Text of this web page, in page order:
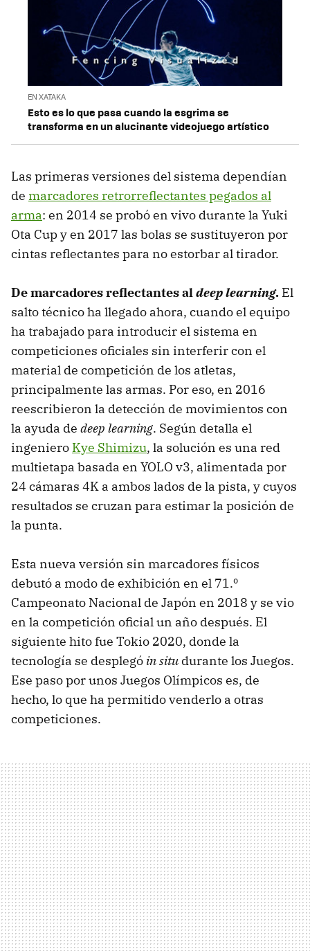
EN XATAKA
Esto es lo que pasa cuando la esgrima se
transforma en un alucinante videojuego artístico
Las primeras versiones del sistema dependían
de marcadores retrorreflectantes pegados al
arma: en 2014 se probó en vivo durante la Yuki
Ota Cup y en 2017 las bolas se sustituyeron por
cintas reflectantes para no estorbar al tirador.
De marcadores reflectantes aldeep learning. El
salto técnico ha llegado ahora, cuando el equipo
ha trabajado para introducir el sistema en
competiciones oficiales sin interferir con el
material de competición de los atletas,
principalmente las armas. Por eso, en 2016
reescribieron la detección de movimientos con
la ayuda de deep learning. Según detalla el
ingeniero Kye Shimizu, la solución es una red
multietapa basada en YOLO v3, alimentada por
24 cámaras 4K a ambos lados de la pista, y cuyos
resultados se cruzan para estimar la posición de
la punta.
Esta nueva versión sin marcadores físicos
debutó a modo de exhibición en el 71.º
Campeonato Nacional de Japón en 2018 y se vio
en la competición oficial un año después. El
siguiente hito fue Tokio 2020, donde la
tecnología se desplegó in situ durante los Juegos.
Ese paso por unos Juegos Olímpicos es, de
hecho, lo que ha permitido venderlo a otras
competiciones.